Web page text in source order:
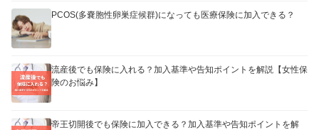
PCOS(多嚢胞性卵巣症候群)になっても医療保険に加入できる？
流産後でも保険に入れる？加入基準や告知ポイントを解説【女性保
険のお悩み】
帝王切開後でも保険に加入できる？加入基準や告知ポイントを解